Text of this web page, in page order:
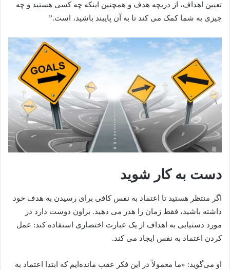
تعیین اهداف، از دریچه هدف و همچنین اینکه چه کسی هستید و چه
چیزی به شما کمک می کند تا به آن پایبند باشید، است.”
دست به کار شوید
اگر منتظر هستید تا اعتماد به نفس کافی برای رسیدن به هدف خود
داشته باشید، فقط زمان را هدر می دهید. براون دوست دارد در
مورد دستیابی به اهداف از یک عبارت اختصاری استفاده کند: عمل
کردن اعتماد به نفس ایجاد می کند.
او می‌گوید: «ما معمولاً در این فکر عقب مانده‌ایم که ابتدا اعتماد به